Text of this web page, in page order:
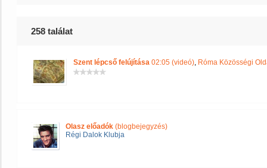
258 találat
Szent lépcső felújítása 02:05 (videó), Róma Közösségi
Olasz előadók (blogbejegyzés)
Régi Dalok Klubja